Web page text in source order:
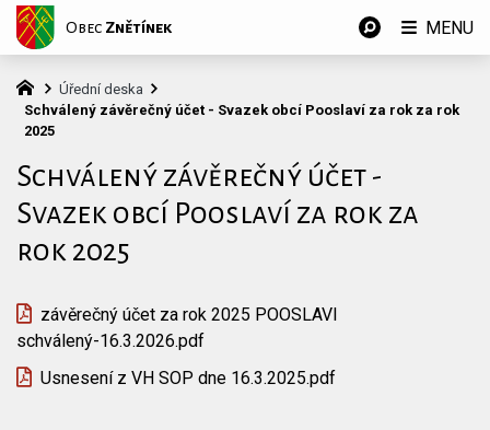
Úřední deska
Schválený závěrečný účet - Svazek obcí Pooslaví za rok za rok
2025
Schválený závěrečný účet -
Svazek obcí Pooslaví za rok za
rok 2025
závěrečný účet za rok 2025 POOSLAVI
schválený-16.3.2026.pdf
Usnesení z VH SOP dne 16.3.2025.pdf
Obec Znětínek MENU